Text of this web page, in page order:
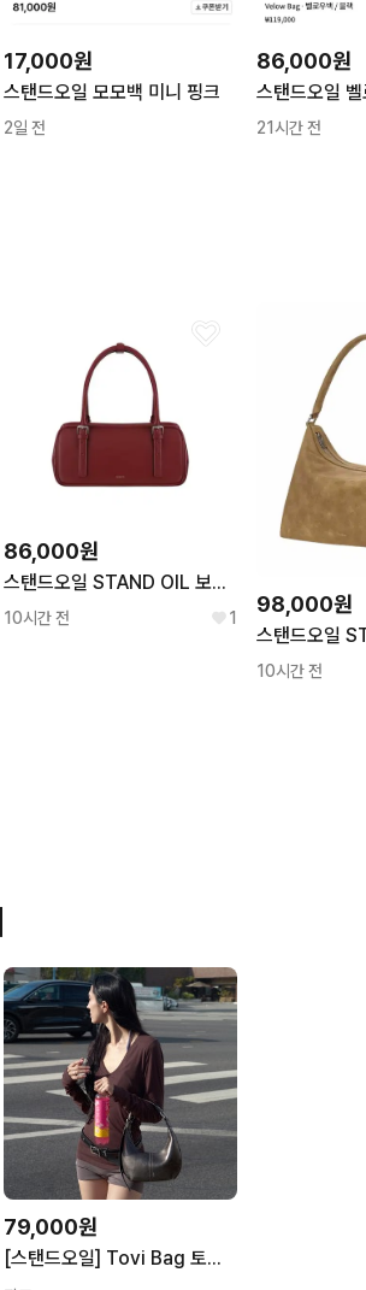
17,000원
스탠드오일 모모백 미니 핑크
2일 전
86,000원
스탠드오일
21시간 전
86,000원
스탠드오일 STAND OIL 보스턴 미니 숄더백 와인핑크 가죽 핸드백 데일리 가방 새상품
10시간 전 1
98,000원
10시간 전
79,000원
[스탠드오일] Tovi Bag 토비백 / 메탈릭 그레이